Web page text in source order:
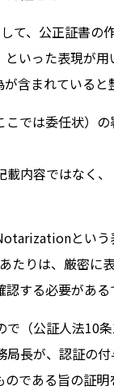
て、公正証書の
いった表現が用
含まれていると
では委任状）
内容ではなく
とい
りは、厳密に
する必要がある
（公証人法10
局長が、認証の
である旨の証